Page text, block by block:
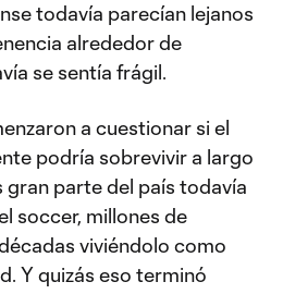
todavía parecían lejanos
alrededor de
se sentía frágil.
a cuestionar si el
podría sobrevivir a largo
gran parte del país todavía
soccer, millones de
viviéndolo como
Y quizás eso terminó